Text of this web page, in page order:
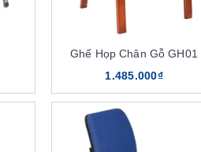
Ghế Họp Chân Gỗ GH01
1.485.000₫